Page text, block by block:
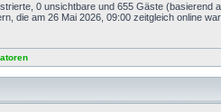
0 unsichtbare und 655 Gäste (basierend
die am 26 Mai 2026, 09:00 zeitgleich online